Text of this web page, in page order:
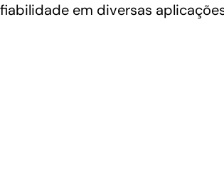
em diversas